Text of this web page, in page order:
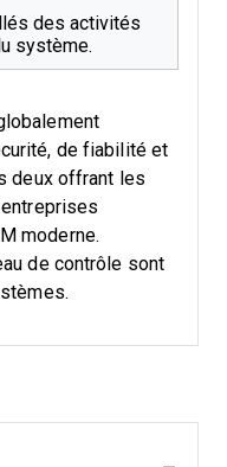
des activités
système.
de fiabilité et
deux offrant les
moderne.
de contrôle sont